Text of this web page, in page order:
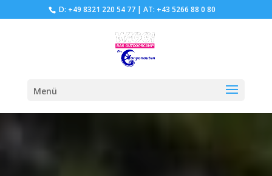
D: +49 8321 220 54 77| AT: +43 5266 88 0 80
Menü